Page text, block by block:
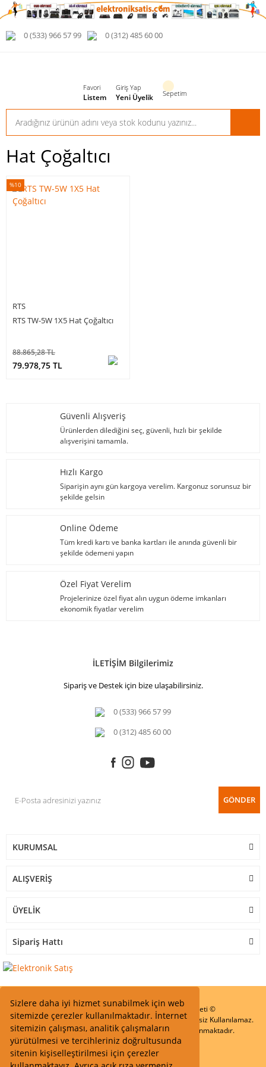
Sizlere daha iyi hizmet sunabilmek için web
sitemizde çerezler kullanılmaktadır. İnternet
sitemizin çalışması, analitik çalışmaların
yürütülmesi ve tercihleriniz doğrultusunda
sitenin kişiselleştirilmesi için çerezler
0 (533) 966 57 99 0 (312) 485 60 00
Favori
Listem
Giriş Yap
Yeni Üyelik Sepetim
Hat Çoğaltıcı
RTS
RTS TW-5W 1X5 Hat Çoğaltıcı
%10
88.865,28 TL
79.978,75 TL
Güvenli Alışveriş
Ürünlerden dilediğini seç, güvenli, hızlı bir şekilde
alışverişini tamamla.
Hızlı Kargo
Siparişin aynı gün kargoya verelim. Kargonuz sorunsuz bir
şekilde gelsin
Online Ödeme
Tüm kredi kartı ve banka kartları ile anında güvenli bir
şekilde ödemeni yapın
Özel Fiyat Verelim
Projelerinize özel fiyat alın uygun ödeme imkanları
ekonomik fiyatlar verelim
İLETİŞİM Bilgilerimiz
Sipariş ve Destek için bize ulaşabilirsiniz.
0 (533) 966 57 99
0 (312) 485 60 00
GÖNDER
KURUMSAL
ALIŞVERİŞ
ÜYELİK
Sipariş Hattı
Start Elektronik Sanayi ve Ticaret Limited Şirketi ©
Resimler Yazılar ve İçeriklerin Tüm hakları saklıdır ve İzinsiz Kullanılamaz.
Kredi kartı bilgileriniz 256bit SSL Sertifikası ile Korunmaktadır.